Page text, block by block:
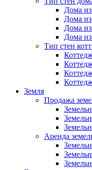
Дома
Дома из
Дома
Дома
Тип стен
Земля
Продажа
Аренда